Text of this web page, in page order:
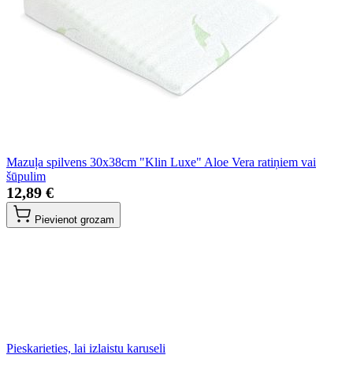
Mazuļa spilvens 30x38cm "Klin Luxe" Aloe Vera ratiņiem vai
šūpulim
12,89 €
Pievienot grozam
Pieskarieties, lai izlaistu karuseli